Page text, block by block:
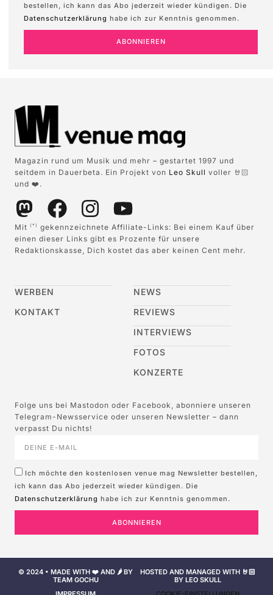
bestellen, ich kann das Abo jederzeit wieder kündigen. Die
Datenschutzerklärung habe ich zur Kenntnis genommen.
ABONNIEREN
Magazin rund um Musik und mehr – gestartet 1997 und
seitdem in Dauerbeta. Ein Projekt von Leo Skull voller 🤘🏻
und ❤️.
Mit (*)
gekennzeichnete Affiliate-Links: Bei einem Kauf über
einen dieser Links gibt es Prozente für unsere
Redaktionskasse, Dich kostet das aber keinen Cent mehr.
WERBEN
KONTAKT
NEWS
REVIEWS
INTERVIEWS
FOTOS
KONZERTE
Folge uns bei Mastodon oder Facebook, abonniere unseren
Telegram-Newsservice oder unseren Newsletter – dann
verpasst Du nichts!
Ich möchte den kostenlosen venue mag Newsletter bestellen,
ich kann das Abo jederzeit wieder kündigen. Die
Datenschutzerklärung habe ich zur Kenntnis genommen.
ABONNIEREN
© 2024 • MADE WITH ❤️ AND 🌶️ BY
TEAM GOCHU
HOSTED AND MANAGED WITH 🤘🏻
BY LEO SKULL